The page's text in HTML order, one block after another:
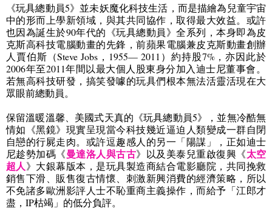
《玩具總動員5》並未妖魔化科技生活，而是描繪為兒童宇宙
中的形而上學新領域，與其共同協作，取得最大效益。或許
也因為誕生於90年代的《玩具總動員》全系列，本身即為皮
克斯高科技電腦動畫的先鋒，前蘋果電腦兼皮克斯動畫創辦
人賈伯斯（Steve Jobs ， 1955— 2011 ）約持股7%，亦因此於
2006年至2011年間以最大個人股東身分加入迪士尼董事會。
若無高科技研發，搞笑發噱的玩具們根本無法活靈活現在大
眾眼前總動員。
保留溫暖溫馨、美國式天真的《玩具總動員5》，並無冷酷無
情如《黑鏡》現實呈現當今科技幾近逼迫人類變成一群自閉
自戀的行屍走肉。或許逗趣感人的另一「陽謀」，正如迪士
尼趁勢加碼《曼達洛人與古古》以及美泰兒重啟復興《太空
超人》大銀幕版本，是玩具製造商結合電影廳院，共同挽救
銷售下滑、販售復古情懷、刺激新興消費的經濟策略，所以
不免諸多歐洲影評人士不恥重商主義操作，而給予「江郎才
盡， IP枯竭」的低分負評。